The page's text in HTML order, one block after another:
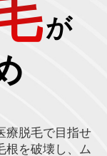
が
療脱毛で目指せ
根を破壊し、ム